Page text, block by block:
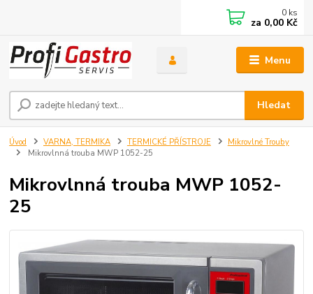
Menu
Hledat
0 ks
za 0,00 Kč
Úvod VARNA, TERMIKA TERMICKÉ PŘÍSTROJE
Mikrovlné Trouby
Mikrovlnná trouba MWP 1052-25
Mikrovlnná trouba MWP 1052-
25